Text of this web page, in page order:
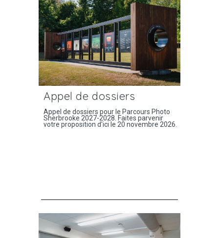
Appel de dossiers
Appel de dossiers pour le Parcours Photo
Sherbrooke 2027-2028. Faites parvenir
votre proposition d'ici le 20 novembre 2026.